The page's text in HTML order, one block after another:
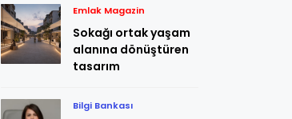
Emlak Magazin
Sokağı ortak yaşam
alanına dönüştüren
tasarım
Bilgi Bankası